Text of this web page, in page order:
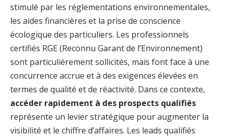
stimulé par les réglementations environnementales,
les aides financières et la prise de conscience
écologique des particuliers. Les professionnels
certifiés RGE (Reconnu Garant de l’Environnement)
sont particulièrement sollicités, mais font face à une
concurrence accrue et à des exigences élevées en
termes de qualité et de réactivité. Dans ce contexte,
accéder rapidement à des prospects qualifiés
représente un levier stratégique pour augmenter la
visibilité et le chiffre d’affaires. Les leads qualifiés